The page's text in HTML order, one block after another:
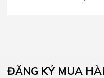
ĐĂNG KÝ MUA